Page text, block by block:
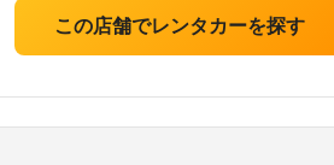
この店舗でレンタカーを探す